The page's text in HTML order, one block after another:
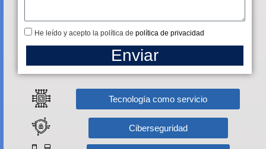
He leído y acepto la política de política de privacidad
Enviar
Tecnología como servicio
Ciberseguridad